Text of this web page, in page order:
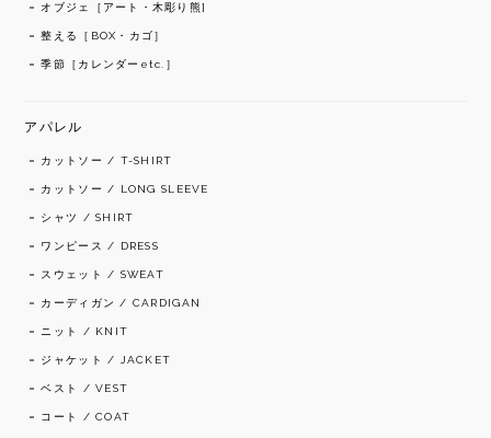
オブジェ［アート・木彫り熊]
整える［BOX・カゴ］
季節［カレンダーetc.］
アパレル
カットソー / T-SHIRT
カットソー / LONG SLEEVE
シャツ / SHIRT
ワンピース / DRESS
スウェット / SWEAT
カーディガン / CARDIGAN
ニット / KNIT
ジャケット / JACKET
ベスト / VEST
コート / COAT